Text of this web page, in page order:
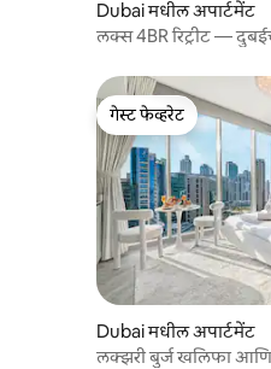
Dubai मधील अपार्टमेंट
लक्स 4BR रिट्रीट —
गेस्ट फेव्हरेट
गेस्ट फेव्हरेट
Dubai मधील अपार्टमेंट
लक्झरी बुर्ज खलिफा